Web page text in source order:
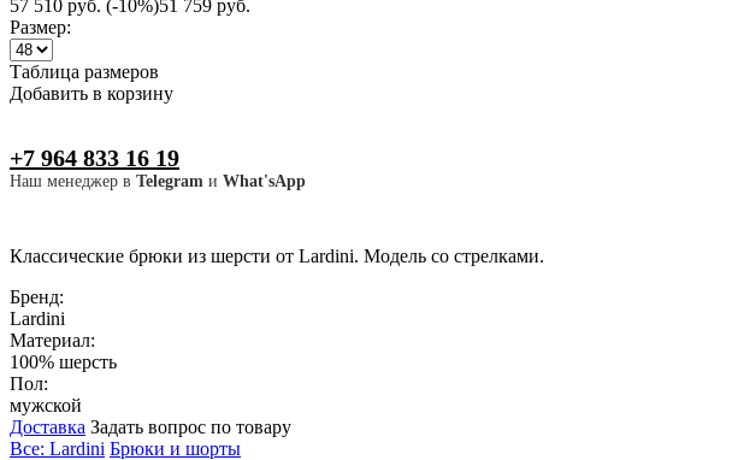
57 510 руб. (-10%)51 759 руб.
Размер:
Таблица размеров
Добавить в корзину
+7 964 833 16 19
Наш менеджер в Telegram и What'sApp
Классические брюки из шерсти от Lardini. Модель со стрелками.
Бренд:
Lardini
Материал:
100% шерсть
Пол:
мужской
Доставка Задать вопрос по товару
Все: Lardini Брюки и шорты